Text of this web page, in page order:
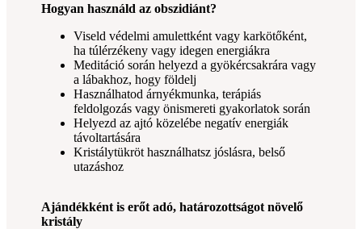
Hogyan használd az obszidiánt?
Viseld védelmi amulettként vagy karkötőként,
ha túlérzékeny vagy idegen energiákra
Meditáció során helyezd a gyökércsakrára vagy
a lábakhoz, hogy földelj
Használhatod árnyékmunka, terápiás
feldolgozás vagy önismereti gyakorlatok során
Helyezd az ajtó közelébe negatív energiák
távoltartására
Kristálytükröt használhatsz jóslásra, belső
utazáshoz
Ajándékként is erőt adó, határozottságot növelő
kristály